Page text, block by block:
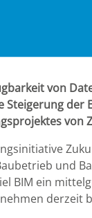
von
der
und
BIM ein
derzeit